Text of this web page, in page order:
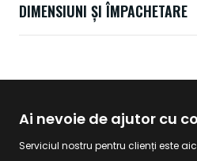
DIMENSIUNI ȘI ÎMPACHETARE
Ai nevoie de ajutor cu
Serviciul nostru pentru clienți este